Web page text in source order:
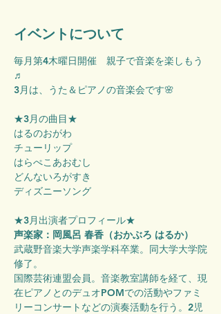
イベントについて
毎月第4木曜日開催　親子で音楽を楽しもう
♬
3月は、うた＆ピアノの音楽会です🌸
★3月の曲目★
はるのおがわ
チューリップ
はらぺこあおむし
どんないろがすき
ディズニーソング
★3月出演者プロフィール★
声楽家：岡風呂 春香（おかぶろ はるか）
武蔵野音楽大学声楽学科卒業。同大学大学院
修了。
国際芸術連盟会員。音楽教室講師を経て、現
在ピアノとのデュオPOMでの活動やファミ
リーコンサートなどの演奏活動を行う。2児